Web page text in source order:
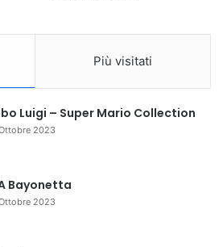
Più visitati
Luigi – Super Mario Collection
2023
Bayonetta
2023